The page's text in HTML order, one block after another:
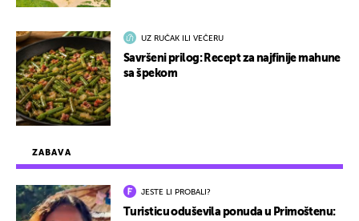
ZABAVA
JESTE LI PROBALI?
Turisticu oduševila ponuda u Primoštenu:
UZ RUČAK ILI VEČERU
Savršeni prilog: Recept za najfinije mahune
sa špekom